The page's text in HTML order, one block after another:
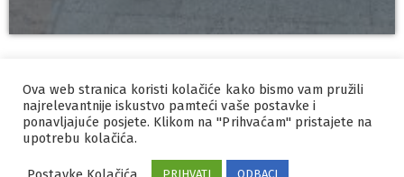
IZRADA I HOSTINGORBIS
MARKETING
PRAVILA PRIVATNOSTI
Ova web stranica koristi kolačiće kako bismo vam pružili
najrelevantnije iskustvo pamteći vaše postavke i
ponavljajuće posjete. Klikom na "Prihvaćam" pristajete na
upotrebu kolačića.
PRIHVATI ODBACI